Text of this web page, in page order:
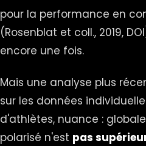
pour la performance en
(Rosenblat et coll., 2019, DOI
encore une fois.
Mais une analyse plus
sur les données
d'athlètes, nuance :
polarisé n'est pas